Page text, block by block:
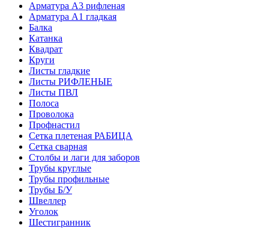
Арматура А3 рифленая
Арматура А1 гладкая
Балка
Катанка
Квадрат
Круги
Листы гладкие
Листы РИФЛЕНЫЕ
Листы ПВЛ
Полоса
Проволока
Профнастил
Сетка плетеная РАБИЦА
Сетка сварная
Столбы и лаги для заборов
Трубы круглые
Трубы профильные
Трубы Б/У
Швеллер
Уголок
Шестигранник